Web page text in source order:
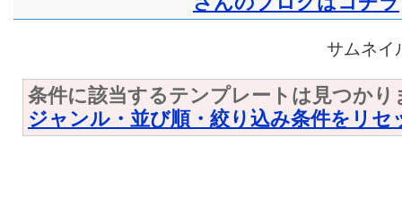
サムネイ
条件に該当するテンプレートは見つかり
ジャンル・並び順・絞り込み条件をリセ